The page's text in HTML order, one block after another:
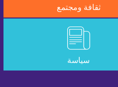
ثقافة ومجتمع
سياسة